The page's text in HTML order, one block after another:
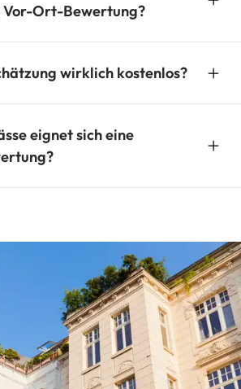
Vor-Ort-Bewertung?
wirklich kostenlos?
eignet sich eine